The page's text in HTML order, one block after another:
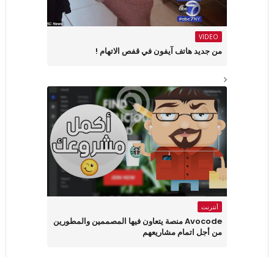
VIDEO
من جديد هاتف آيفون في قفص الاتهام !
أنترنت
Avocode منصة يتعاون فيها المصممين والمطورين
من أجل اتمام مشاريعهم